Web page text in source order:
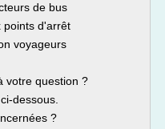
de bus
points d'arrêt
voyageurs
votre question ?
dessous.
?